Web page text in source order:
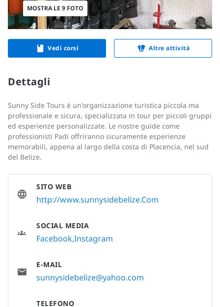
MOSTRA LE 9 FOTO
Vedi corsi Altre attività
Dettagli
Sunny Side Tours è un'organizzazione turistica piccola ma
professionale e sicura, specializzata in tour per piccoli gruppi
ed esperienze personalizzate. Le nostre guide come
professionisti Padi offriranno sicuramente esperienze
memorabili, appena al largo della costa di Placencia, nel sud
del Belize.
SITO WEB
http://www.sunnysidebelize.Com
SOCIAL MEDIA
FacebookInstagram
E-MAIL
sunnysidebelize@yahoo.com
TELEFONO